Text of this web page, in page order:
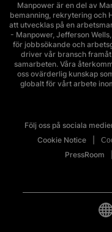
Manpower är en del av
bemanning, rekrytering och
att utvecklas på en
- Manpower, Jefferson
för jobbsökande och
driver vår bransch
samarbeten. Våra
oss ovärderlig kunskap
globalt för vårt arbete
Följ oss på sociala
Cookie Notice
PressRoom